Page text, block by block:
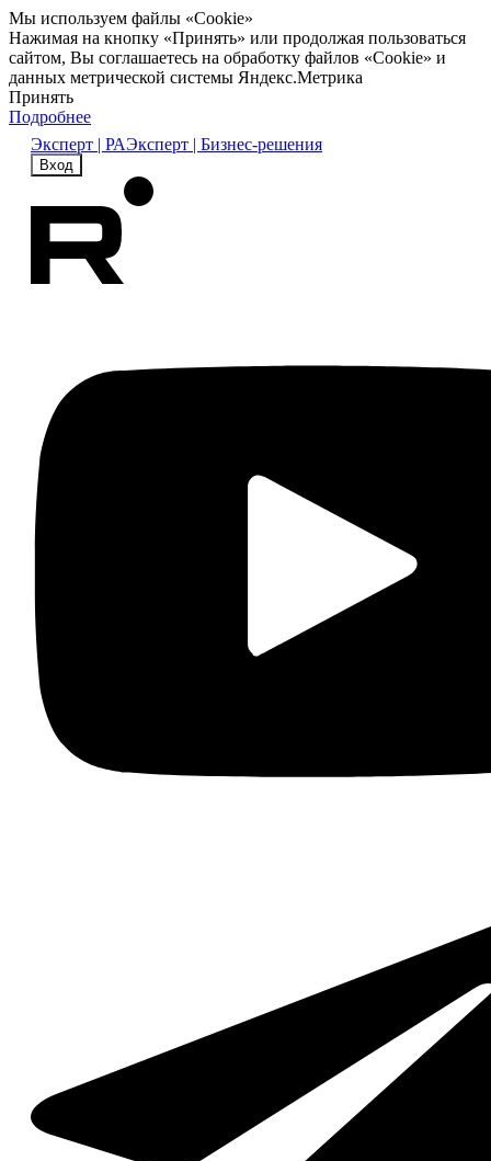
Мы используем файлы «Cookie»
Нажимая на кнопку «Принять» или продолжая пользоваться
сайтом, Вы соглашаетесь на обработку файлов «Cookie» и
данных метрической системы Яндекс.Метрика
Принять
Подробнее
Эксперт | РАЭксперт | Бизнес-решения
Вход